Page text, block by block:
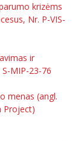
krizėms
Nr. P-VIS-
ir
MIP-23-76
menas (angl.
Project)